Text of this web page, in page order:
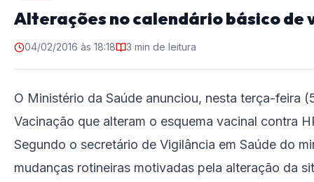
Alterações no calendário básico de
04/02/2016 às 18:18 3 min de leitura
O Ministério da Saúde anunciou, nesta terça-feira
Vacinação que alteram o esquema vacinal contra
Segundo o secretário de Vigilância em Saúde do
mudanças rotineiras motivadas pela alteração da